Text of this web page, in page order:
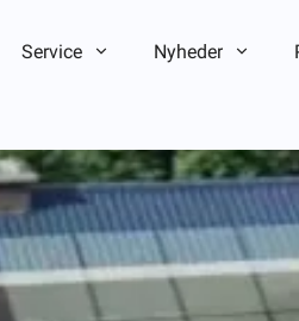
Service Nyheder